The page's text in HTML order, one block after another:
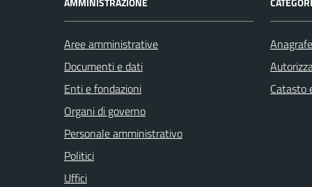
Aree amministrative
Documenti e dati
Enti e fondazioni
Organi di governo
Personale amministrativo
Politici
Uffici
Catasto